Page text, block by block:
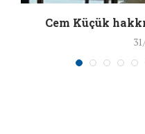
Cem Küçük